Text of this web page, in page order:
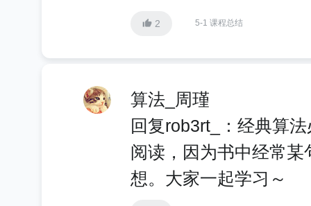
2 5-1 课程总结
算法_周瑾
回复rob3rt_：经典算
阅读，因为书中经常
想。大家一起学习～